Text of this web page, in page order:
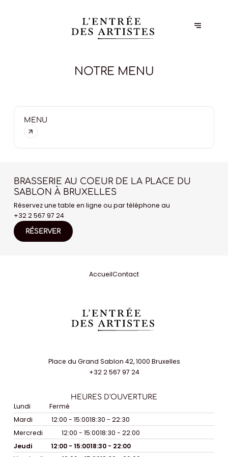
NOTRE MENU
MENU
BRASSERIE AU COEUR DE LA PLACE DU
SABLON À BRUXELLES
Réservez une table en ligne ou par téléphone au
+32 2 567 97 24
RÉSERVER
AccueilContact
Place du Grand Sablon 42, 1000 Bruxelles
+32 2 567 97 24
HEURES D'OUVERTURE
Lundi
Fermé
Mardi
12:00 - 15:0018:30 - 22:30
Mercredi
12:00 - 15:0018:30 - 22:00
Jeudi
12:00 - 15:0018:30 - 22:00